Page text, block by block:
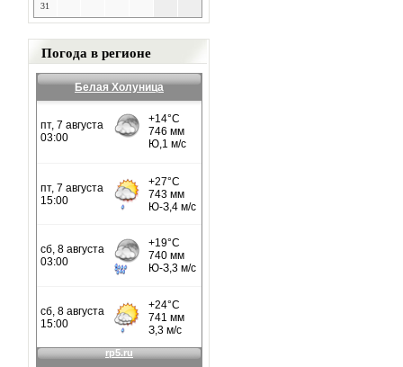
31
Погода в регионе
Белая Холуница